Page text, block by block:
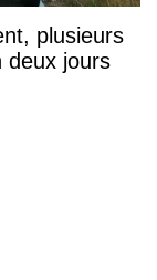
plusieurs
deux jours